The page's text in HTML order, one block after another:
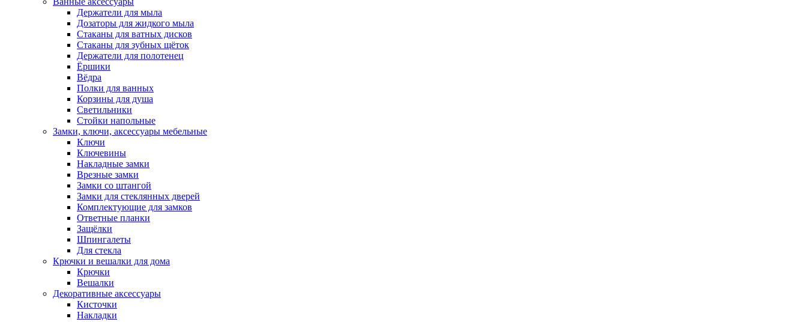
Держатели для мыла
Дозаторы для жидкого мыла
Стаканы для ватных дисков
Стаканы для зубных щёток
Держатели для полотенец
Ёршики
Вёдра
Полки для ванных
Корзины для душа
Светильники
Стойки напольные
Замки, ключи, аксессуары мебельные
Ключи
Ключевины
Накладные замки
Врезные замки
Замки со штангой
Замки для стеклянных дверей
Комплектующие для замков
Ответные планки
Защёлки
Шпингалеты
Для стекла
Крючки и вешалки для дома
Крючки
Вешалки
Декоративные аксессуары
Кисточки
Накладки